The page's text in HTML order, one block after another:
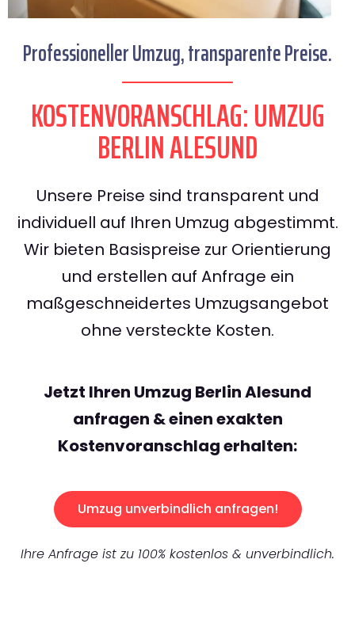
Professioneller Umzug, transparente Preise.
KOSTENVORANSCHLAG: UMZUG
BERLIN ALESUND
Unsere Preise sind transparent und
individuell auf Ihren Umzug abgestimmt.
Wir bieten Basispreise zur Orientierung
und erstellen auf Anfrage ein
maßgeschneidertes Umzugsangebot
ohne versteckte Kosten.
Jetzt Ihren Umzug Berlin Alesund
anfragen & einen exakten
Kostenvoranschlag erhalten:
Umzug unverbindlich anfragen!
Ihre Anfrage ist zu 100% kostenlos & unverbindlich.